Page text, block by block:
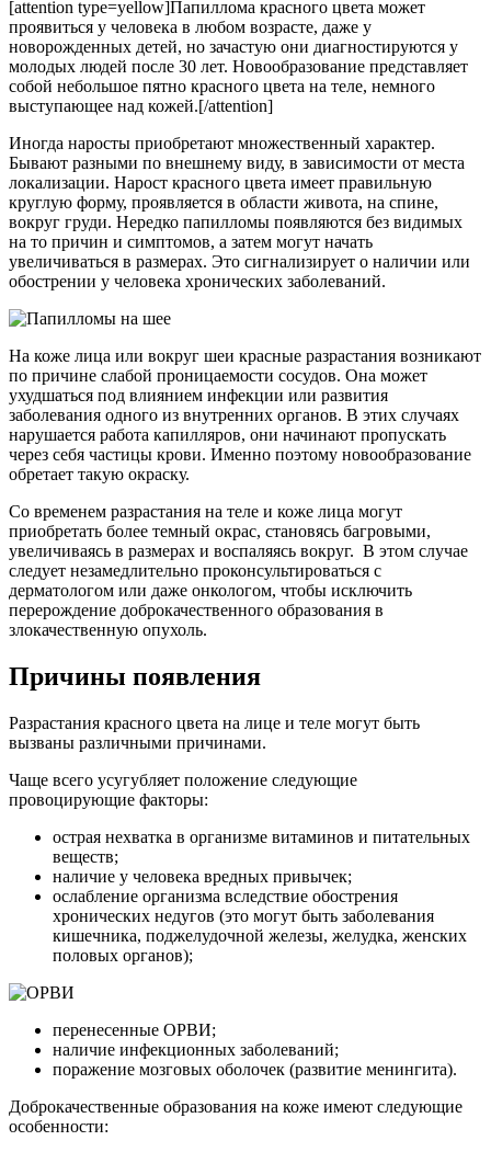
[attention type=yellow]Папиллома красного цвета может
проявиться у человека в любом возрасте, даже у
новорожденных детей, но зачастую они диагностируются у
молодых людей после 30 лет. Новообразование представляет
собой небольшое пятно красного цвета на теле, немного
выступающее над кожей.[/attention]
Иногда наросты приобретают множественный характер.
Бывают разными по внешнему виду, в зависимости от места
локализации. Нарост красного цвета имеет правильную
круглую форму, проявляется в области живота, на спине,
вокруг груди. Нередко папилломы появляются без видимых
на то причин и симптомов, а затем могут начать
увеличиваться в размерах. Это сигнализирует о наличии или
обострении у человека хронических заболеваний.
На коже лица или вокруг шеи красные разрастания возникают
по причине слабой проницаемости сосудов. Она может
ухудшаться под влиянием инфекции или развития
заболевания одного из внутренних органов. В этих случаях
нарушается работа капилляров, они начинают пропускать
через себя частицы крови. Именно поэтому новообразование
обретает такую окраску.
Со временем разрастания на теле и коже лица могут
приобретать более темный окрас, становясь багровыми,
увеличиваясь в размерах и воспаляясь вокруг. В этом случае
следует незамедлительно проконсультироваться с
дерматологом или даже онкологом, чтобы исключить
перерождение доброкачественного образования в
злокачественную опухоль.
Причины появления
Разрастания красного цвета на лице и теле могут быть
вызваны различными причинами.
Чаще всего усугубляет положение следующие
провоцирующие факторы:
острая нехватка в организме витаминов и питательных
веществ;
наличие у человека вредных привычек;
ослабление организма вследствие обострения
хронических недугов (это могут быть заболевания
кишечника, поджелудочной железы, желудка, женских
половых органов);
перенесенные ОРВИ;
наличие инфекционных заболеваний;
поражение мозговых оболочек (развитие менингита).
Доброкачественные образования на коже имеют следующие
особенности: